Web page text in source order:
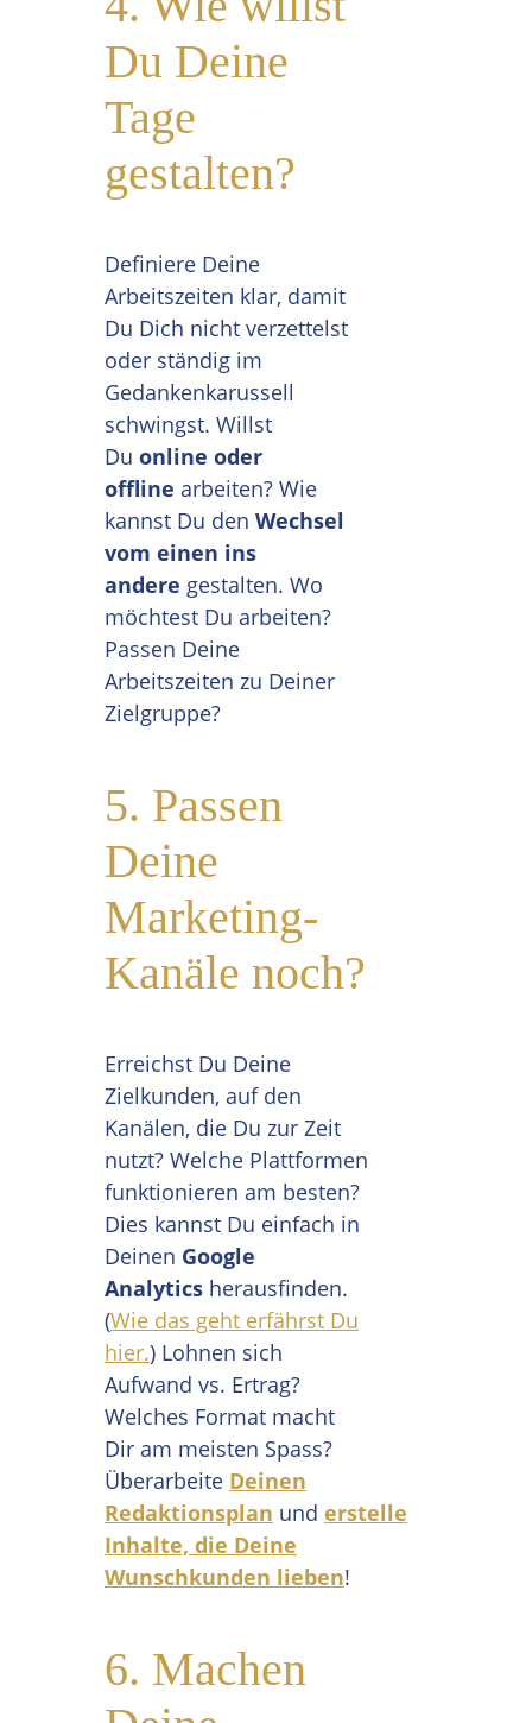
Du Deine
Tage
gestalten?
Definiere Deine
Arbeitszeiten klar, damit
Du Dich nicht verzettelst
oder ständig im
Gedankenkarussell
schwingst. Willst
Du online oder
offline arbeiten? Wie
kannst Du den Wechsel
vom einen ins
andere gestalten. Wo
möchtest Du arbeiten?
Passen Deine
Arbeitszeiten zu Deiner
Zielgruppe?
5. Passen
Deine
Marketing-
Kanäle noch?
Erreichst Du Deine
Zielkunden, auf den
Kanälen, die Du zur Zeit
nutzt? Welche Plattformen
funktionieren am besten?
Dies kannst Du einfach in
Deinen Google
Analytics herausfinden.
(Wie das geht erfährst Du
hier.) Lohnen sich
Aufwand vs. Ertrag?
Welches Format macht
Dir am meisten Spass?
Überarbeite Deinen
Redaktionsplan und erstelle
Inhalte, die Deine
Wunschkunden lieben!
6. Machen